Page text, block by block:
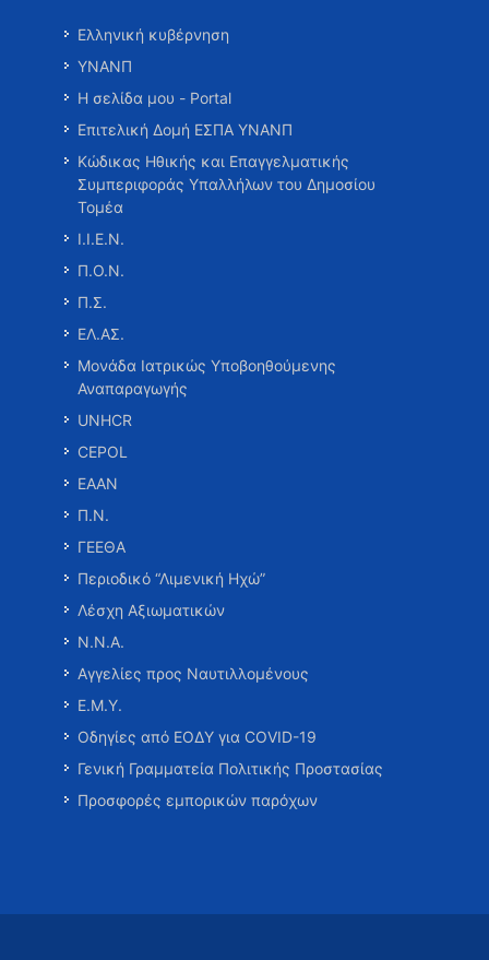
Ελληνική κυβέρνηση
ΥΝΑΝΠ
Η σελίδα μου - Portal
Επιτελική Δομή ΕΣΠΑ ΥΝΑΝΠ
Κώδικας Ηθικής και Επαγγελματικής
Συμπεριφοράς Υπαλλήλων του Δημοσίου
Τομέα
Ι.Ι.Ε.Ν.
Π.Ο.Ν.
Π.Σ.
ΕΛ.ΑΣ.
Μονάδα Ιατρικώς Υποβοηθούμενης
Αναπαραγωγής
UNHCR
CEPOL
ΕΑΑΝ
Π.Ν.
ΓΕΕΘΑ
Περιοδικό “Λιμενική Ηχώ”
Λέσχη Αξιωματικών
Ν.Ν.Α.
Αγγελίες προς Ναυτιλλομένους
Ε.Μ.Υ.
Οδηγίες από ΕΟΔΥ για COVID-19
Γενική Γραμματεία Πολιτικής Προστασίας
Προσφορές εμπορικών παρόχων